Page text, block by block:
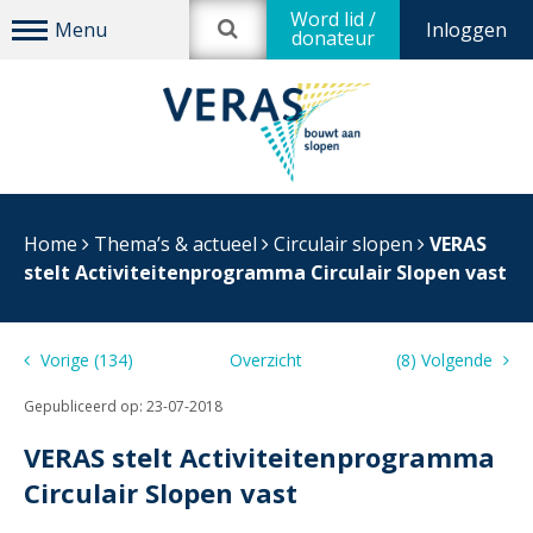
Inloggen
Word lid /
donateur
Home Thema’s & actueel Circulair slopen
VERAS
stelt Activiteitenprogramma Circulair Slopen vast
Vorige (134) Overzicht (8) Volgende
Gepubliceerd op: 23-07-2018
VERAS stelt Activiteitenprogramma
Circulair Slopen vast